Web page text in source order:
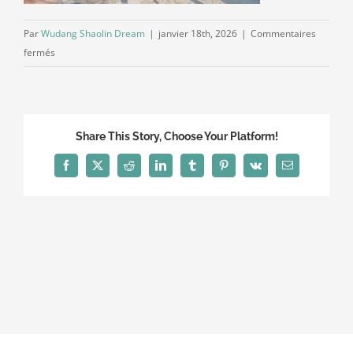
ParWudang Shaolin Dream | janvier 18th, 2026 | Commentaires
fermés
Share This Story, Choose Your Platform!
Facebook
X Reddit LinkedInTumblrPinterest
Vk Email